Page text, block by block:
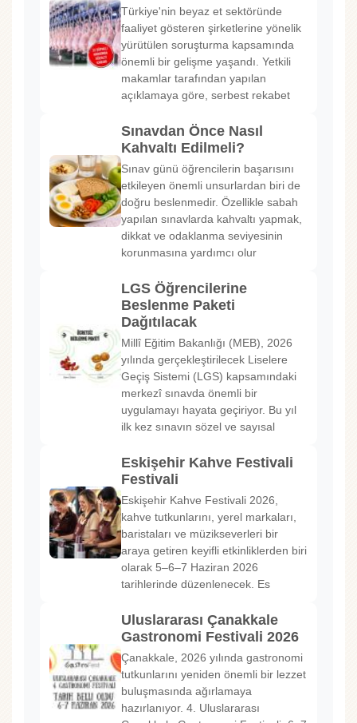
Türkiye'nin beyaz et sektöründe
faaliyet gösteren şirketlerine yönelik
yürütülen soruşturma kapsamında
önemli bir gelişme yaşandı. Yetkili
makamlar tarafından yapılan
açıklamaya göre, serbest rekabet
Sınavdan Önce Nasıl
Kahvaltı Edilmeli?
Sınav günü öğrencilerin başarısını
etkileyen önemli unsurlardan biri de
doğru beslenmedir. Özellikle sabah
yapılan sınavlarda kahvaltı yapmak,
dikkat ve odaklanma seviyesinin
korunmasına yardımcı olur
LGS Öğrencilerine
Beslenme Paketi
Dağıtılacak
Millî Eğitim Bakanlığı (MEB), 2026
yılında gerçekleştirilecek Liselere
Geçiş Sistemi (LGS) kapsamındaki
merkezî sınavda önemli bir
uygulamayı hayata geçiriyor. Bu yıl
ilk kez sınavın sözel ve sayısal
Eskişehir Kahve Festivali
Festivali
Eskişehir Kahve Festivali 2026,
kahve tutkunlarını, yerel markaları,
baristaları ve müzikseverleri bir
araya getiren keyifli etkinliklerden biri
olarak 5–6–7 Haziran 2026
tarihlerinde düzenlenecek. Es
Uluslararası Çanakkale
Gastronomi Festivali 2026
Çanakkale, 2026 yılında gastronomi
tutkunlarını yeniden önemli bir lezzet
buluşmasında ağırlamaya
hazırlanıyor. 4. Uluslararası